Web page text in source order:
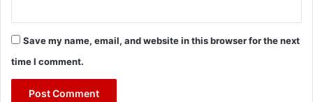
Save my name, email, and website in this browser for the next
time I comment.